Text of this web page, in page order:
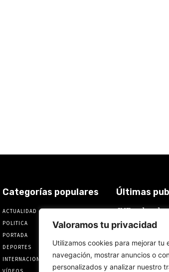
Valoramos tu privacidad
Utilizamos cookies para mejorar tu
navegación, mostrar anuncios o
personalizados y analizar nuestro
Categorías populares
ACTUALIDAD
POLITICA
2018
PORTADA
DEPORTES
577
INTERNACIONALES
559
Últimas
JNE se lava
que admitirá
alcaldes y
encubiertas”
7 de agosto de 2026